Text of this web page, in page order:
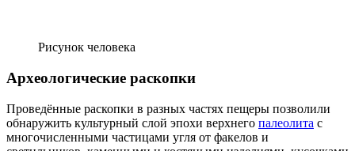
Рисунок человека
Археологические раскопки
Проведённые раскопки в разных частях пещеры позволили
обнаружить культурный слой эпохи верхнего палеолита с
многочисленными частицами угля от факелов и